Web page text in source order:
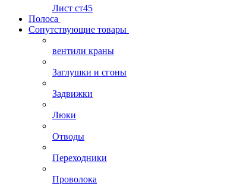
Лист ст45
Полоса
Сопутствующие товары
вентили краны
Заглушки и сгоны
Задвижки
Люки
Отводы
Переходники
Проволока